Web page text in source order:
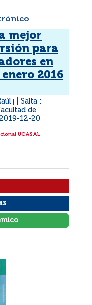
mejor
para
en
2016
Salta :
de
12-20
UCASAL